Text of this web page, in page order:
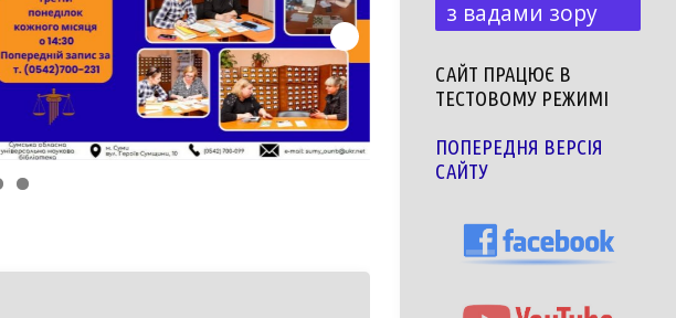
з вадами зору
САЙТ ПРАЦЮЄ В
ТЕСТОВОМУ РЕЖИМІ
ПОПЕРЕДНЯ ВЕРСІЯ
САЙТУ